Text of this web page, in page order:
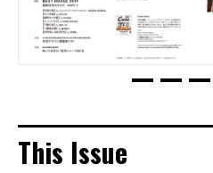
This Issue